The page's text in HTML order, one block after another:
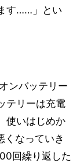
す……」とい
ンバッテリー
テリーは充電
使いはじめか
くなっていき
回繰り返した